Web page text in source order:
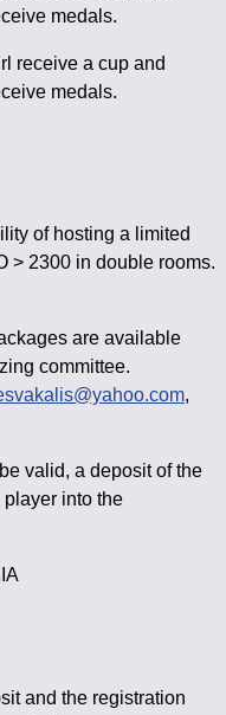
medals.
receive a cup and
medals.
of hosting a limited
> 2300 in double rooms.
are available
committee.
,
valid, a deposit of the
into the
and the registration